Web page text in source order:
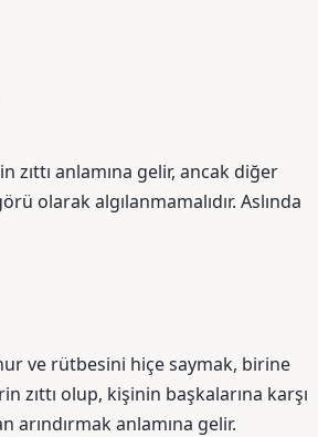
zıttı anlamına gelir, ancak diğer
olarak algılanmamalıdır. Aslında
onur ve rütbesini hiçe saymak, birine
zıttı olup, kişinin başkalarına karşı
arındırmak anlamına gelir.